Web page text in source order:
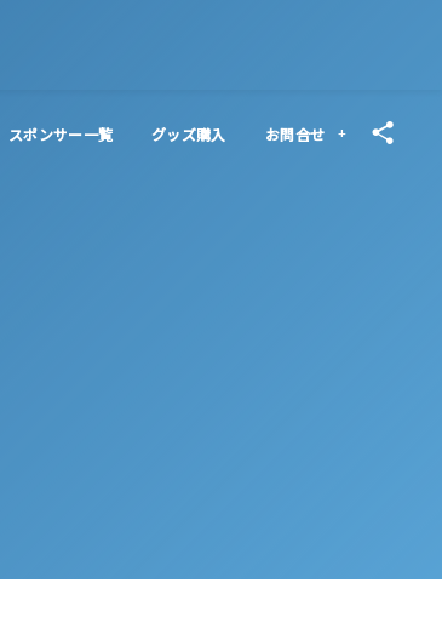
スポンサー一覧 グッズ購入 お問合せ